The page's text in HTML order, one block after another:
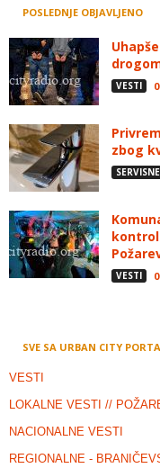
POSLEDNJE OBJAVLJENO
VESTI
zbog
VESTI
SVE SA URBAN CITY
VESTI
LOKALNE VESTI //
NACIONALNE VESTI
REGIONALNE -